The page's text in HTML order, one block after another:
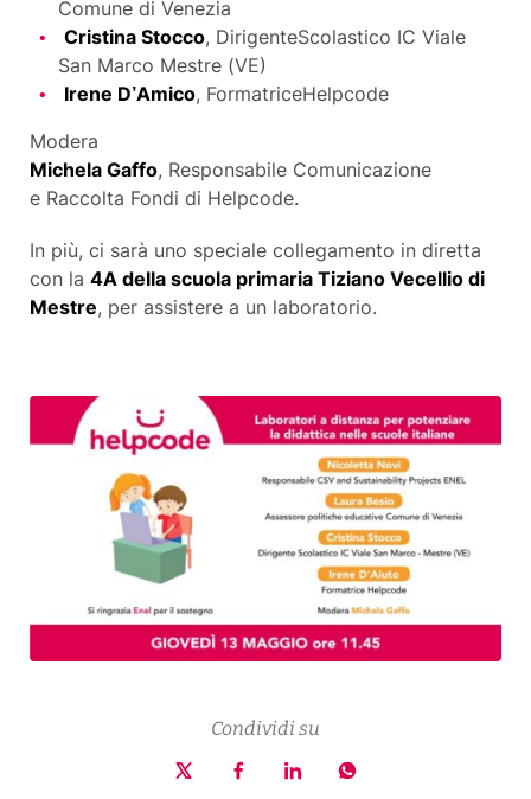
Comune di Venezia
Cristina Stocco, DirigenteScolastico IC Viale
San Marco Mestre (VE)
Irene D’Amico, FormatriceHelpcode
Modera
Michela Gaffo, Responsabile Comunicazione
e Raccolta Fondi di Helpcode.
In più, ci sarà uno speciale collegamento in diretta
con la 4A della scuola primaria Tiziano Vecelliodi
Mestre, per assistere a un laboratorio.
Condividi su